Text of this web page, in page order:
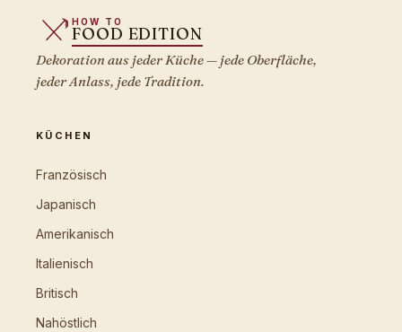
HOW TO
FOOD EDITION
Dekoration aus jeder Küche — jede Oberfläche,
jeder Anlass, jede Tradition.
KÜCHEN
Französisch
Japanisch
Amerikanisch
Italienisch
Britisch
Nahöstlich